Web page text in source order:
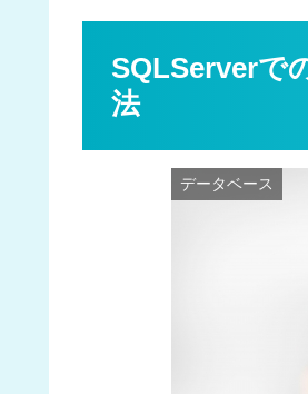
SQLServerで
法
データベース